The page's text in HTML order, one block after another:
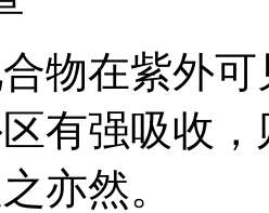
物在紫外
有强吸收
亦然。